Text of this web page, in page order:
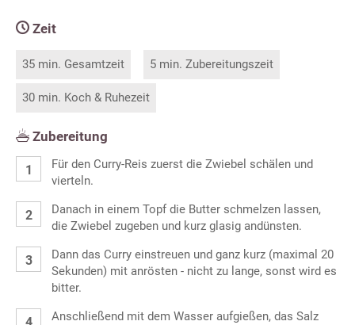
Zeit
35 min. Gesamtzeit 5 min. Zubereitungszeit
30 min. Koch & Ruhezeit
Zubereitung
Für den Curry-Reis zuerst die Zwiebel schälen und
vierteln.
Danach in einem Topf die Butter schmelzen lassen,
die Zwiebel zugeben und kurz glasig andünsten.
Dann das Curry einstreuen und ganz kurz (maximal 20
Sekunden) mit anrösten - nicht zu lange, sonst wird es
bitter.
Anschließend mit dem Wasser aufgießen, das Salz